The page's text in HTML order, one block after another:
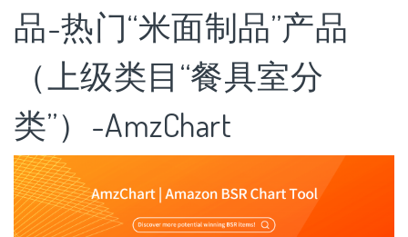
品-热门“米面制品”产品
（上级类目“餐具室分
类”）-AmzChart